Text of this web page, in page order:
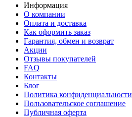
Информация
О компании
Оплата и доставка
Как оформить заказ
Гарантия, обмен и возврат
Акции
Отзывы покупателей
FAQ
Контакты
Блог
Политика конфиденциальности
Пользовательское соглашение
Публичная оферта